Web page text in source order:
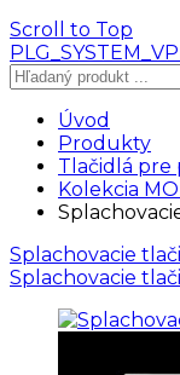
Scroll to Top
Úvod
Produkty
Tlačidlá pre
Kolekcia
Splachovacie
Splachovacie